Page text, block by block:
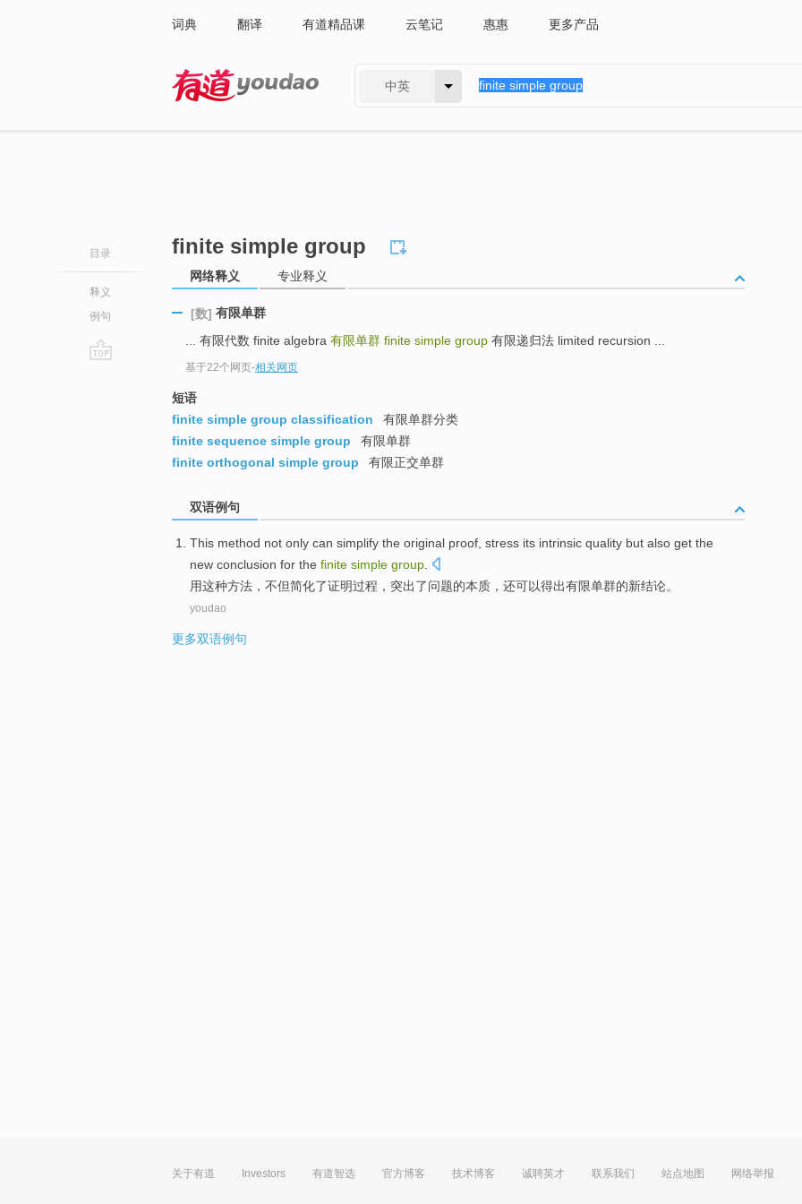
词典 翻译 有道精品课 云笔记 惠惠 更多产品
中英
目录
释义
例句
finite simple group
网络释义 专业释义
[数] 有限单群
... 有限代数 finite algebra 有限单群 finite simple group 有限递归法 limited recursion ...
基于22个网页-相关网页
短语
finite simple group classification
有限单群分类
finite sequence simple group
有限单群
finite orthogonal simple group
有限正交单群
双语例句
This method not only can simplify the original proof stress its intrinsic quality but also get the
new conclusion for the finite simple group
用这种方法 ， 不但简化了证明过程， 突出了问题的本质 ， 还可以得出有限单群的新结论。
youdao
更多双语例句
关于有道 Investors 有道智选 官方博客 技术博客 诚聘英才 联系我们 站点地图 网络举报